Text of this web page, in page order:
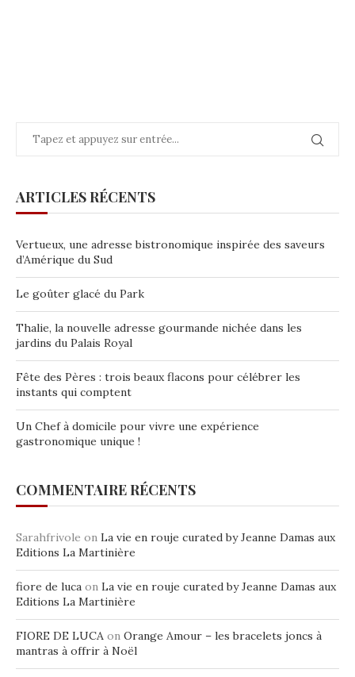
ARTICLES RÉCENTS
Vertueux, une adresse bistronomique inspirée des saveurs
d’Amérique du Sud
Le goûter glacé du Park
Thalie, la nouvelle adresse gourmande nichée dans les
jardins du Palais Royal
Fête des Pères : trois beaux flacons pour célébrer les
instants qui comptent
Un Chef à domicile pour vivre une expérience
gastronomique unique !
COMMENTAIRE RÉCENTS
Sarahfrivole on La vie en rouje curated by Jeanne Damas aux
Editions La Martinière
fiore de luca on La vie en rouje curated by Jeanne Damas aux
Editions La Martinière
FIORE DE LUCA on Orange Amour – les bracelets joncs à
mantras à offrir à Noël